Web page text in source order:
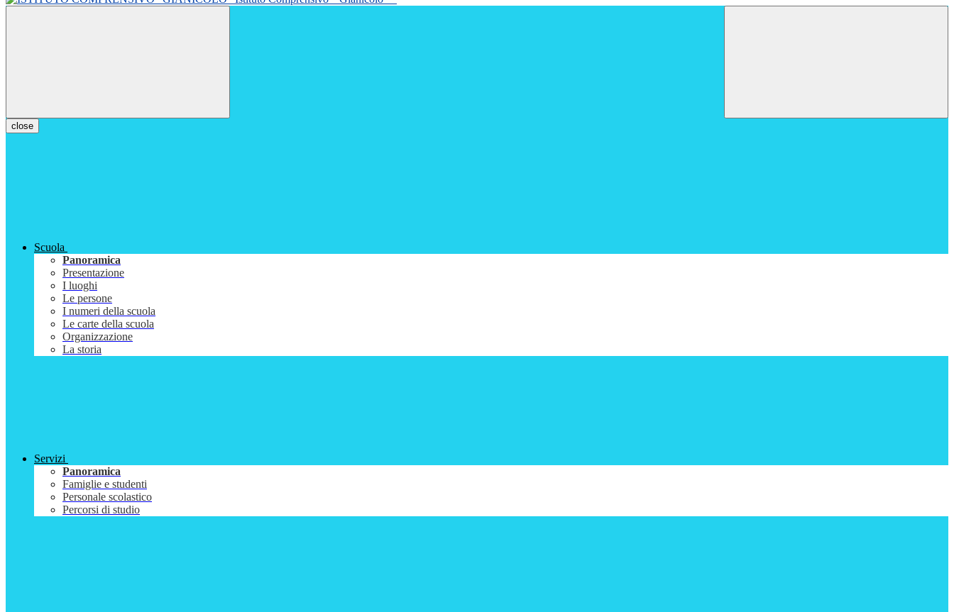
close
Scuola
Panoramica
Presentazione
I luoghi
Le persone
I numeri della scuola
Le carte della scuola
Organizzazione
La storia
Servizi
Panoramica
Famiglie e studenti
Personale scolastico
Percorsi di studio